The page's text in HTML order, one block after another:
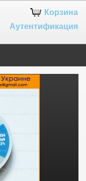
Корзина
Аутентификация